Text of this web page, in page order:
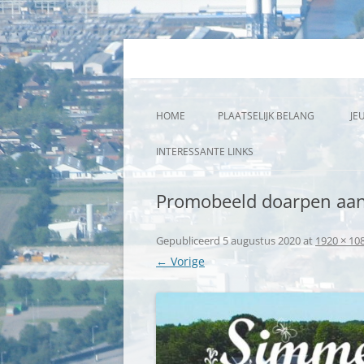
Plaatselijk belang
HOME PLAATSELIJK BELANG
BESTUUR
LEEFBAARHEIDFONDS
LOPENDE ZAKEN/ACTUEEL
CONTACT
LID WORDEN PLAATSELIJK
INTERESSANTE LINKS
Promobeeld doarpen
Gepubliceerd 5 augustus 2020at 1920 ×
← Vorige